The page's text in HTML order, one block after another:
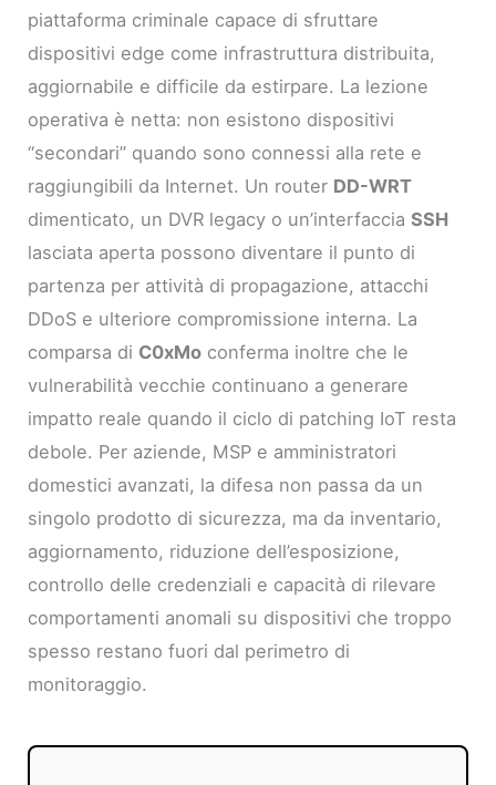
piattaforma criminale capace di sfruttare
dispositivi edge come infrastruttura distribuita,
aggiornabile e difficile da estirpare. La lezione
operativa è netta: non esistono dispositivi
“secondari” quando sono connessi alla rete e
raggiungibili da Internet. Un router DD-WRT
dimenticato, un DVR legacy o un’interfacciaSSH
lasciata aperta possono diventare il punto di
partenza per attività di propagazione, attacchi
DDoS e ulteriore compromissione interna. La
comparsa di C0xMo conferma inoltre che le
vulnerabilità vecchie continuano a generare
impatto reale quando il ciclo di patching IoT resta
debole. Per aziende, MSP e amministratori
domestici avanzati, la difesa non passa da un
singolo prodotto di sicurezza, ma da inventario,
aggiornamento, riduzione dell’esposizione,
controllo delle credenziali e capacità di rilevare
comportamenti anomali su dispositivi che troppo
spesso restano fuori dal perimetro di
monitoraggio.